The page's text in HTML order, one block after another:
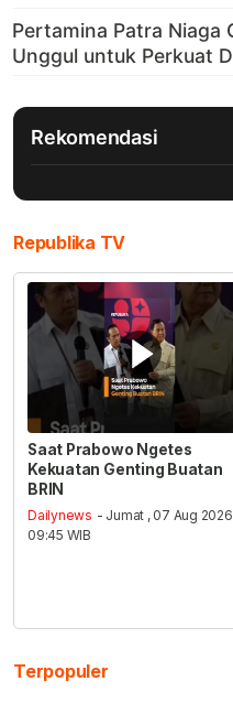
Rekomendasi
Republika TV
Saat Prabowo Ngetes
Kekuatan Genting Buatan
BRIN
Dailynews - Jumat , 07 Aug
09:45 WIB
Terpopuler